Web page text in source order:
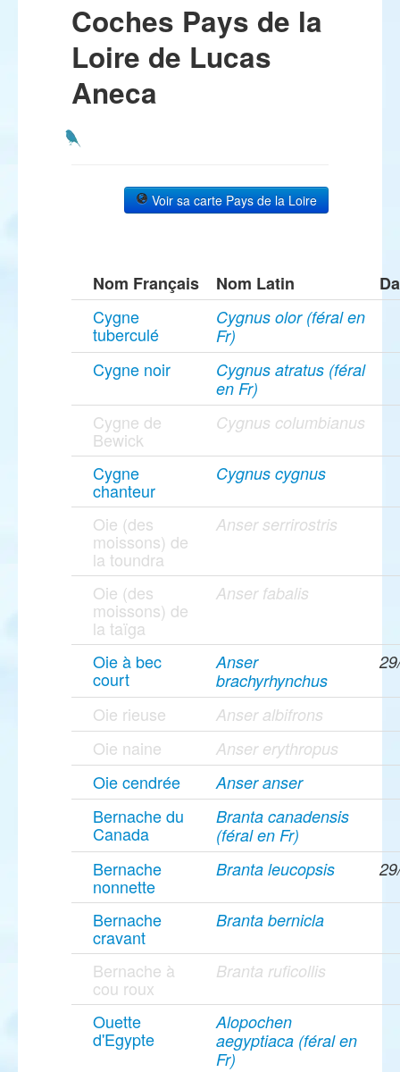
Coches Pays de la
Loire de Lucas
Aneca
Voir sa carte Pays de la Loire
Nom Français Nom Latin
Cygne
tuberculé
Cygnus olor (féral en
Fr)
Cygne noir
Cygnus atratus (féral
en Fr)
Cygne de
Bewick
Cygnus columbianus
Cygne
chanteur
Cygnus cygnus
Oie (des
moissons) de
la toundra
Anser serrirostris
Oie (des
moissons) de
la taïga
Anser fabalis
Oie à bec
court
Anser
brachyrhynchus
Oie rieuse Anser albifrons
Oie naine Anser erythropus
Oie cendrée Anser anser
Bernache du
Canada
Branta canadensis
(féral en Fr)
Bernache
nonnette
Branta leucopsis
Bernache
cravant
Branta bernicla
Bernache à
cou roux
Branta ruficollis
Ouette
d'Egypte
Alopochen
aegyptiaca (féral en
Fr)